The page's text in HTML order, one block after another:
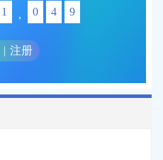
1 , 0 4 9
| 注册